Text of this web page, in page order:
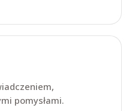
pomysłami.